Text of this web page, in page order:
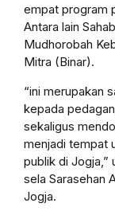
empat program
Antara lain
Mudhorobah
Mitra (Binar).
“ini merupakan
kepada
sekaligus
menjadi tempat
publik di Jogja,”
sela Sarasehan
Jogja.